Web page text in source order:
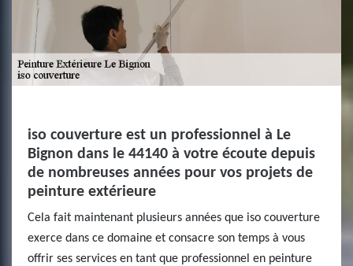
iso couverture est un professionnel à Le
Bignon dans le 44140 à votre écoute depuis
de nombreuses années pour vos projets de
peinture extérieure
Cela fait maintenant plusieurs années que iso couverture
exerce dans ce domaine et consacre son temps à vous
offrir ses services en tant que professionnel en peinture